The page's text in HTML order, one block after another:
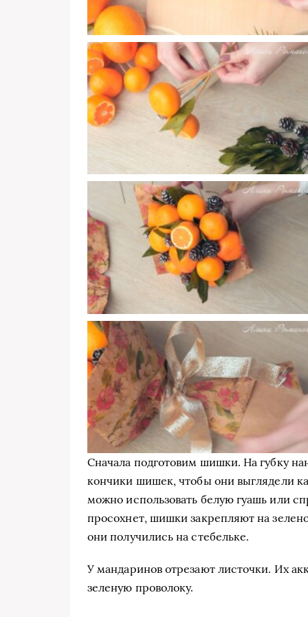
Сначала подготовим шишки. На губку
кончики шишек, чтобы они выглядели
можно использовать белую гуашь или
просохнет, шишки закрепляют на
они получились на стебельке.
У мандаринов отрезают листочки. Их
зеленую проволоку.